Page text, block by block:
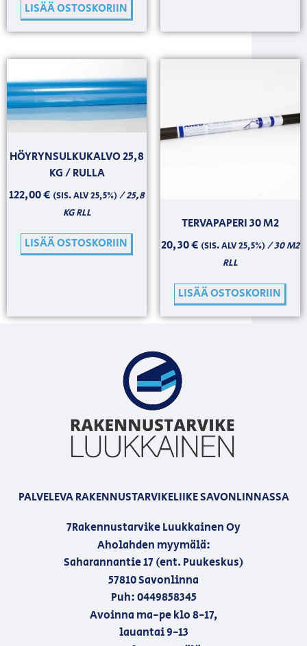
LISÄÄ OSTOSKORIIN
HÖYRYNSULKUKALVO 25,8
KG / RULLA
122,00€ (SIS. ALV 25,5%)/ 25,8
KG RLL
LISÄÄ OSTOSKORIIN
TERVAPAPERI 30 M2
20,30€ (SIS. ALV 25,5%)/ 30 M2
RLL
LISÄÄ OSTOSKORIIN
PALVELEVA RAKENNUSTARVIKELIIKE SAVONLINNASSA
7Rakennustarvike Luukkainen Oy
Aholahden myymälä:
Saharannantie 17 (ent. Puukeskus)
57810 Savonlinna
Puh: 0449858345
Avoinna ma-pe klo 8-17,
lauantai 9-13